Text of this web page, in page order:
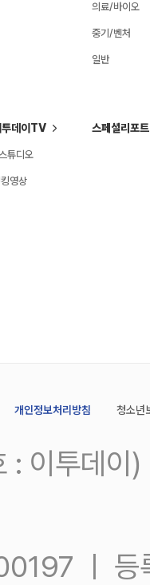
의료/바이오
중기/벤처
일반
투데이TV
튜디오
영상
스페셜리포트
개인정보처리방침 청소년
: 이투데
ㅣ